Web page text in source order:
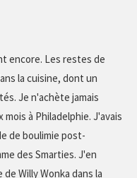
encore. Les restes de
la cuisine, dont un
Je n'achète jamais
à Philadelphie. J'avais
de boulimie post-
des Smarties. J'en
Willy Wonka dans la